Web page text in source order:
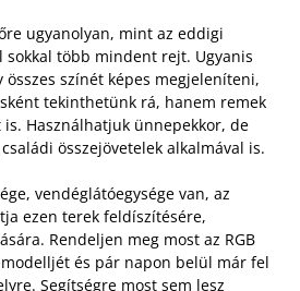
ugyanolyan, mint az eddigi
sokkal több mindent rejt. Ugyanis
összes színét képes megjeleníteni,
tekinthetünk rá, hanem remek
is. Használhatjuk ünnepekkor, de
összejövetelek alkalmával is.
vendéglátóegysége van, az
ezen terek feldíszítésére,
Rendeljen meg most az RGB
modelljét és pár napon belül már fel
Segítségre most sem lesz